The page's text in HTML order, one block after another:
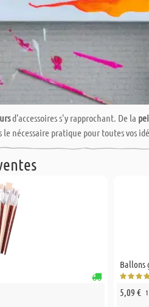
d'accessoires s'y rapprochant. De la
nécessaire pratique pour toutes vos
Ballons
5,09 €